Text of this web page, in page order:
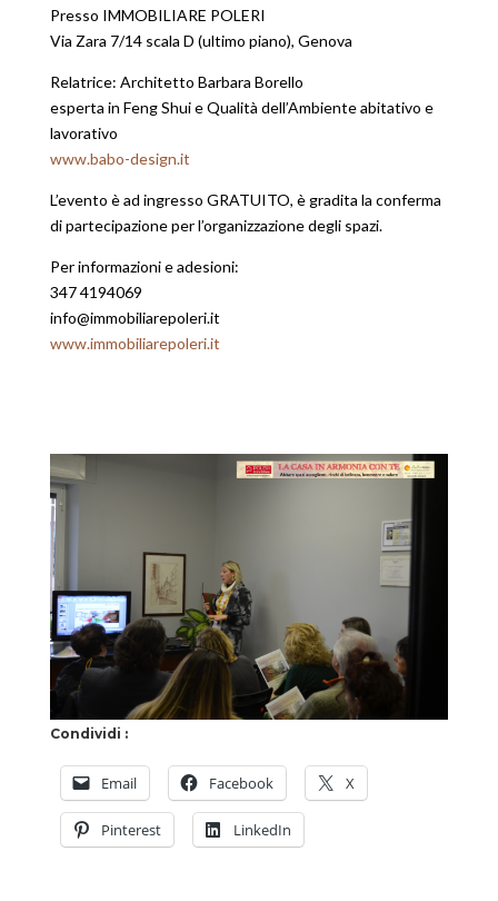
Presso IMMOBILIARE POLERI
Via Zara 7/14 scala D (ultimo piano), Genova
Relatrice: Architetto Barbara Borello
esperta in Feng Shui e Qualità dell’Ambiente abitativo e
lavorativo
www.babo-design.it
L’evento è ad ingresso GRATUITO, è gradita la conferma
di partecipazione per l’organizzazione degli spazi.
Per informazioni e adesioni:
347 4194069
info@immobiliarepoleri.it
www.immobiliarepoleri.it
Condividi :
Email Facebook X
Pinterest LinkedIn